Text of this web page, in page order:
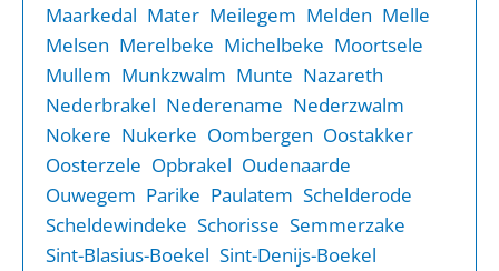
Maarkedal Mater Meilegem Melden Melle
Melsen Merelbeke Michelbeke Moortsele
Mullem Munkzwalm Munte Nazareth
Nederbrakel Nederename Nederzwalm
Nokere Nukerke Oombergen Oostakker
Oosterzele Opbrakel Oudenaarde
Ouwegem Parike Paulatem Schelderode
Scheldewindeke Schorisse Semmerzake
Sint-Blasius-Boekel Sint-Denijs-Boekel